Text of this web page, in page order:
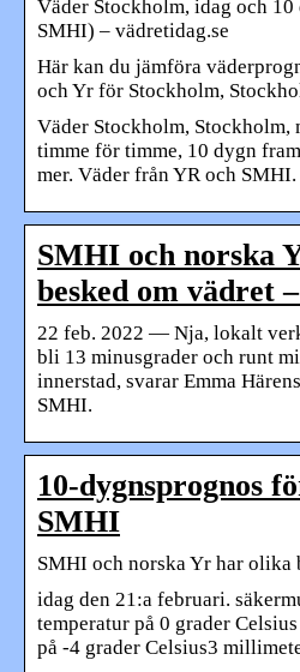
Väder Stockholm, idag och
SMHI) – vädretidag.se
Här kan du jämföra
och Yr för Stockholm,
Väder Stockholm, Stockholm,
timme för timme, 10 dygn
mer. Väder från YR och SMHI.
SMHI och norska
besked om vädret
22 feb. 2022 — Nja, lokalt
bli 13 minusgrader och runt
innerstad, svarar Emma
SMHI.
10-dygnsprognos
SMHI
SMHI och norska Yr har olika
idag den 21:a februari.
temperatur på 0 grader
på -4 grader Celsius3